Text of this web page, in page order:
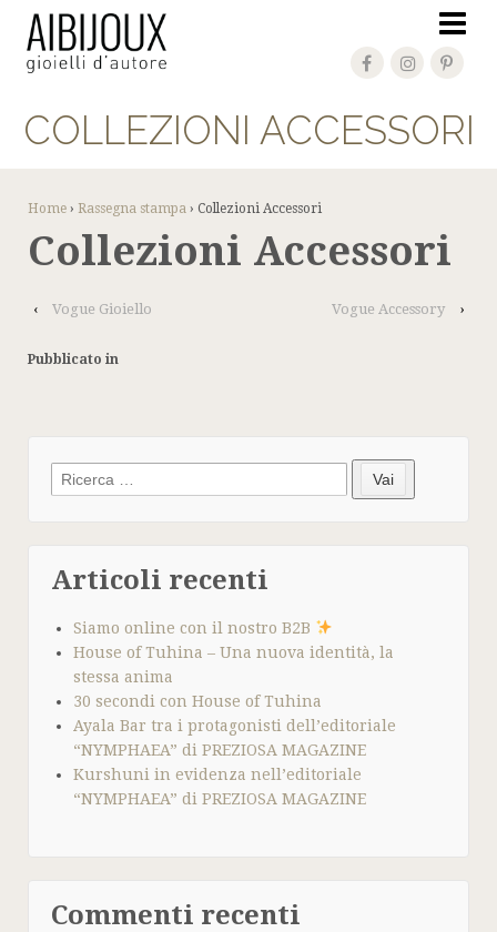
COLLEZIONI ACCESSORI
Home › Rassegna stampa › Collezioni Accessori
Collezioni Accessori
‹ Vogue Gioiello Vogue Accessory ›
Pubblicato in
Search
for:
Vai
Articoli recenti
Siamo online con il nostro B2B
House of Tuhina – Una nuova identità, la
stessa anima
30 secondi con House of Tuhina
Ayala Bar tra i protagonisti dell’editoriale
“NYMPHAEA” di PREZIOSA MAGAZINE
Kurshuni in evidenza nell’editoriale
“NYMPHAEA” di PREZIOSA MAGAZINE
Commenti recenti